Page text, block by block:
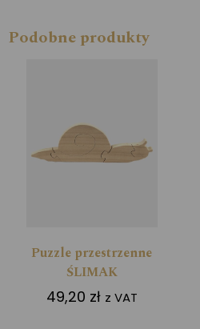
Podobne produkty
Puzzle przestrzenne
ŚLIMAK
49,20 zł z VAT